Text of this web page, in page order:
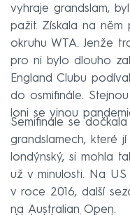
vyhraje grandslam,
pažit. Získala na
okruhu WTA. Jenže
pro ni bylo dlouho
England Clubu
do osmifinále.
loni se vinou
Semifinále se
grandslamech, které
londýnský, si mohla
už v minulosti. Na
v roce 2016, další
na Australian Open.